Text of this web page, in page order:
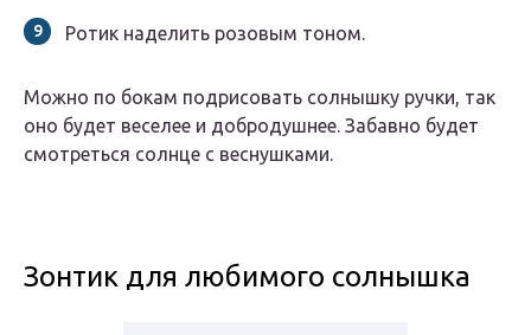
Ротик наделить розовым тоном.
Можно по бокам подрисовать солнышку ручки, так
оно будет веселее и добродушнее. Забавно будет
смотреться солнце с веснушками.
Зонтик для любимого солнышка